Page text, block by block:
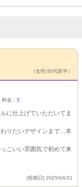
（女性/30代前半）
料金： 5
に仕上げていただいてま
りたいデザインまで…本
こいい雰囲気で初めて来
[投稿日] 2025/04/21